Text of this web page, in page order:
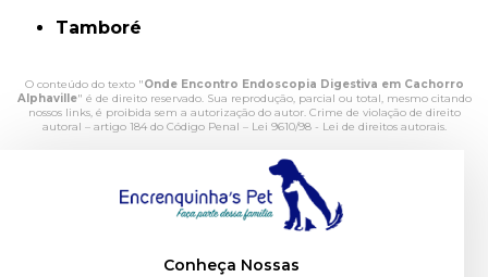
Tamboré
O conteúdo do texto "Onde Encontro Endoscopia Digestiva em Cachorro
Alphaville" é de direito reservado. Sua reprodução, parcial ou total, mesmo citando
nossos links, é proibida sem a autorização do autor. Crime de violação de direito
autoral – artigo 184 do Código Penal – Lei 9610/98 - Lei de direitos autorais.
Conheça Nossas